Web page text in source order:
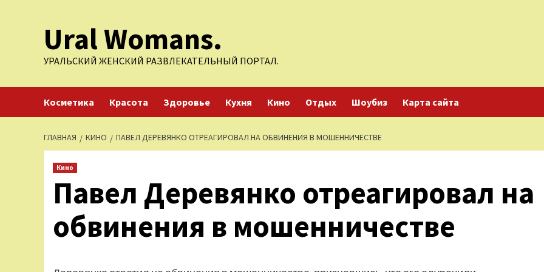
содержимомуUral Womans.
УРАЛЬСКИЙ ЖЕНСКИЙ РАЗВЛЕКАТЕЛЬНЫЙ ПОРТАЛ.
Косметика Красота Здоровье Кухня Кино Отдых Шоубиз Карта сайта
ГЛАВНАЯ КИНО ПАВЕЛ ДЕРЕВЯНКО ОТРЕАГИРОВАЛ НА ОБВИНЕНИЯ В МОШЕННИЧЕСТВЕ
Кино
Павел Деревянко отреагировал на
обвинения в мошенничестве